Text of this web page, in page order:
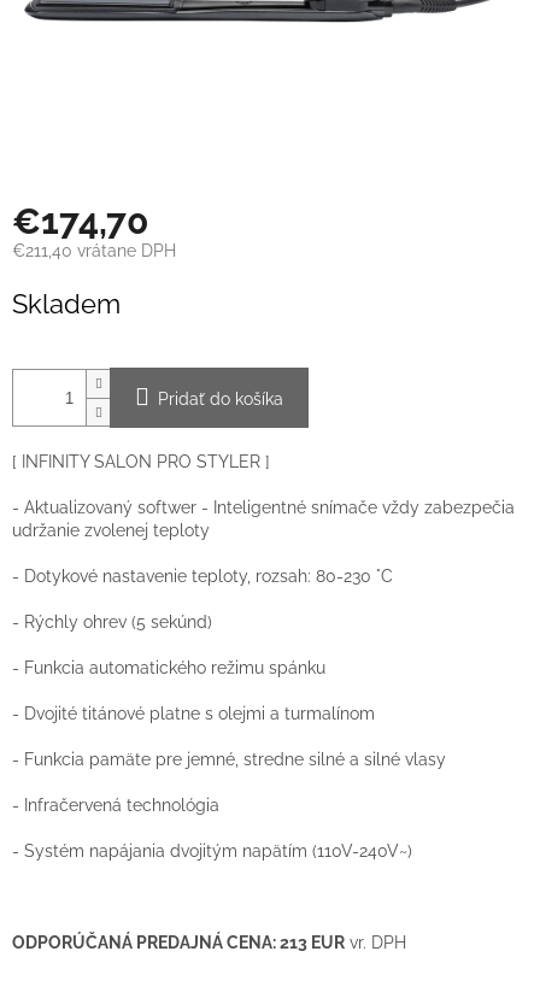
€174,70
€211,40 vrátane DPH
cena:
Skladem
Pridať do košíka
[ INFINITY SALON PRO STYLER ]
- Aktualizovaný softwer - Inteligentné snímače vždy zabezpečia
udržanie zvolenej teploty
- Dotykové nastavenie teploty, rozsah: 80-230 °C
- Rýchly ohrev (5 sekúnd)
- Funkcia automatického režimu spánku
- Dvojité titánové platne s olejmi a turmalínom
- Funkcia pamäte pre jemné, stredne silné a silné vlasy
- Infračervená technológia
- Systém napájania dvojitým napätím (110V-240V~)
ODPORÚČANÁ PREDAJNÁ CENA: 213 EUR vr. DPH